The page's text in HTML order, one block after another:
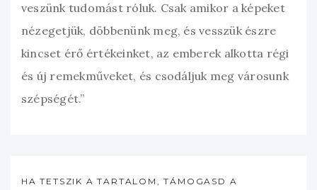
veszünk tudomást róluk. Csak amikor a képeket
nézegetjük, döbbenünk meg, és vesszük észre
kincset érő értékeinket, az emberek alkotta régi
és új remekműveket, és csodáljuk meg városunk
szépségét.”
HA TETSZIK A TARTALOM, TÁMOGASD A